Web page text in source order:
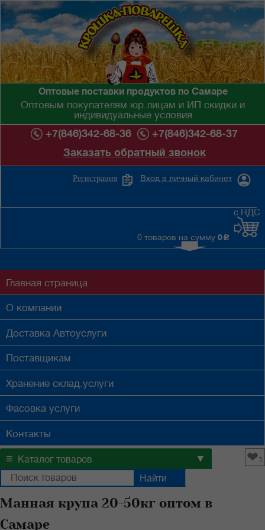
Оптовые поставки продуктов по Самаре
Оптовым покупателям юр.лицам и ИП скидки и
индивидуальные условия
+7(846)342-68-36
+7(846)342-68-37
Заказать обратный звонок
Вход в личный кабинет
Регистрация
0 товаров на сумму 0 c
с НДС
Главная страница
О компании
Доставка Автоуслуги
Поставщикам
Хранение склад.услуги
Фасовка услуги
Контакты
≡ Каталог товаров ▼ ❤1
Манная крупа 20-50кг оптом в
Самаре